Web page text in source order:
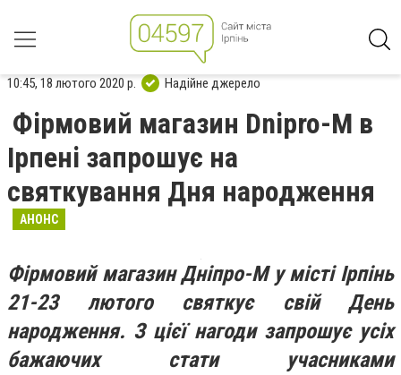
10:45, 18 лютого 2020 р. Надійне джерело
Фірмовий магазин Dnipro-M в
Ірпені запрошує на
святкування Дня народження
АНОНС
Фірмовий магазин Дніпро-М у місті Ірпінь
21-23 лютого святкує свій День
народження. З цієї нагоди запрошує усіх
бажаючих стати учасниками